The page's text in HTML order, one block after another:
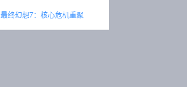
最终幻想7：核心危机重聚